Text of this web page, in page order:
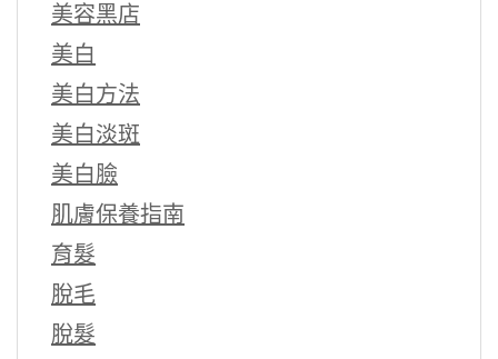
美容黑店
美白
美白方法
美白淡斑
美白臉
肌膚保養指南
育髮
脫毛
脫髮